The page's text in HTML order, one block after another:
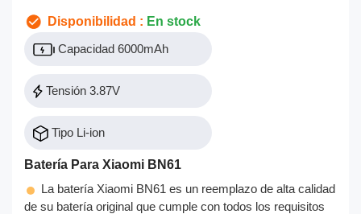
Disponibilidad : En stock
Capacidad 6000mAh
Tensión 3.87V
Tipo Li-ion
Batería Para Xiaomi BN61
La batería Xiaomi BN61 es un reemplazo de alta calidad
de su batería original que cumple con todos los requisitos